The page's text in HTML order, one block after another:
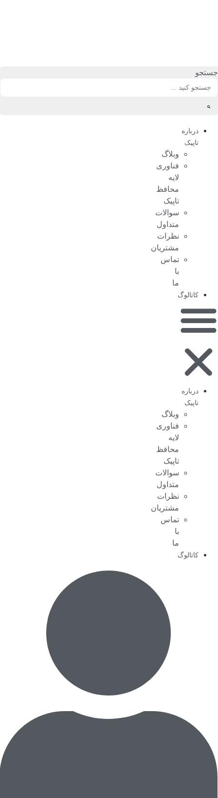
جستجو
درباره
تاپیک
وبلاگ
فناوری
لایه
محافظ
تاپیک
سوالات
متداول
نظرات
مشتریان
تماس
با
ما
کاتالوگ
درباره
تاپیک
وبلاگ
فناوری
لایه
محافظ
تاپیک
سوالات
متداول
نظرات
مشتریان
تماس
با
ما
کاتالوگ